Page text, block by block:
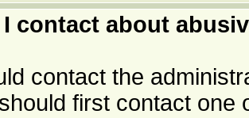
contact about
contact the
first contact one